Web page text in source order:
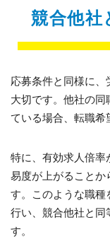
競合他社
応募条件と同様に
大切です。他社の
ている場合、転職希
特に、有効求人倍
易度が上がることか
す。このような職種
行い、競合他社と
す。